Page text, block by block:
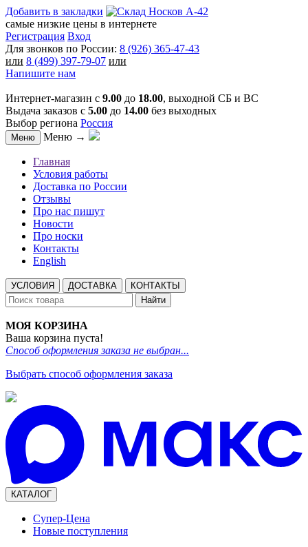
Добавить в закладки
самые низкие цены в интернете
Регистрация Вход
Для звонков по России: 8 (926) 365-47-43
или 8 (499) 397-79-07 или
Напишите нам
Интернет-магазин с 9.00 до 18.00, выходной СБ и ВС
Выдача заказов с 5.00 до 14.00 без выходных
Выбор региона Россия
Меню Меню →
Главная
Условия работы
Доставка по России
Отзывы
Про нас пишут
Новости
Про носки
Контакты
English
УСЛОВИЯ ДОСТАВКА
КОНТАКТЫ
Найти
МОЯ КОРЗИНА
Ваша корзина пуста!
Способ оформления заказа не выбран...
Выбрать способ оформления заказа
КАТАЛОГ
Супер-Цена
Новые поступления